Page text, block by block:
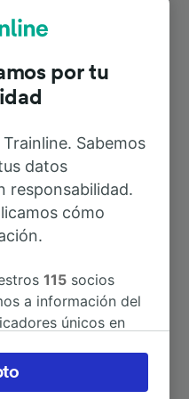
desde Rhens
8min
6min
6min
por tu
Sabemos
datos
responsabilidad.
cómo
115 socios
a información del
únicos en
tus preferencias
el derecho de